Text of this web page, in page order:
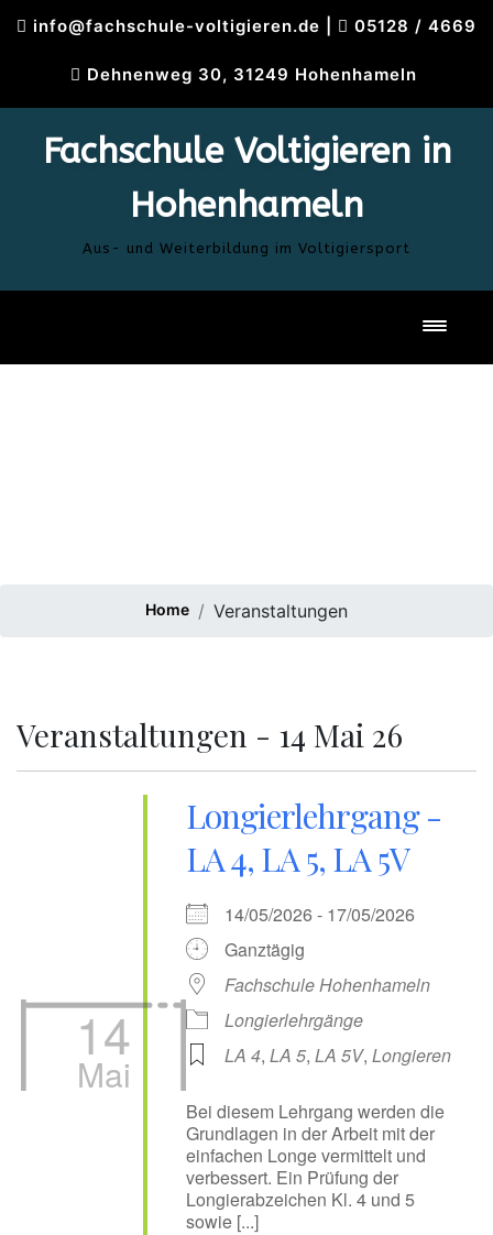
info@fachschule-voltigieren.de 05128 / 4669
Dehnenweg 30, 31249 Hohenhameln
Fachschule Voltigieren in
Hohenhameln
Aus- und Weiterbildung im Voltigiersport
Home Veranstaltungen
Veranstaltungen - 14 Mai 26
14
Mai
Longierlehrgang -
LA 4, LA 5, LA 5V
14/05/2026 - 17/05/2026
Ganztägig
Fachschule Hohenhameln
Longierlehrgänge
LA 4, LA 5, LA 5V, Longieren
Bei diesem Lehrgang werden die
Grundlagen in der Arbeit mit der
einfachen Longe vermittelt und
verbessert. Ein Prüfung der
Longierabzeichen Kl. 4 und 5
sowie [...]